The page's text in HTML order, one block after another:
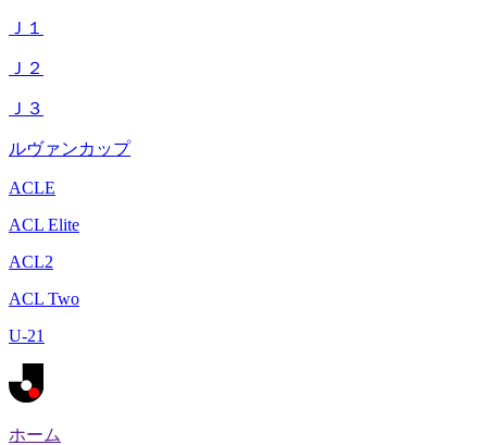
Ｊ１
Ｊ２
Ｊ３
ルヴァンカップ
ACLE
ACL Elite
ACL2
ACL Two
U-21
ホーム